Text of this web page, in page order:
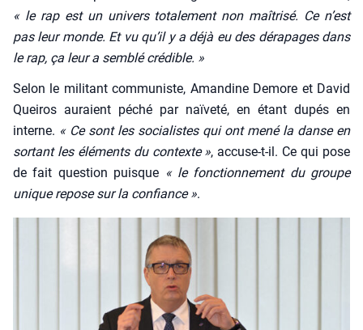
« le rap est un uni­vers tota­le­ment non maî­tri­sé. Ce n’est
pas leur monde. Et vu qu’il y a déjà eu des déra­pages dans
le rap, ça leur a sem­blé cré­dible. »
Selon le mili­tant com­mu­niste, Aman­dine Demore et David
Quei­ros auraient péché par naï­ve­té, en étant dupés en
interne. « Ce sont les socia­listes qui ont mené la danse en
sor­tant les élé­ments du contexte », accuse-t-il. Ce qui pose
de fait ques­tion puisque « le fonc­tion­ne­ment du groupe
unique repose sur la confiance ».